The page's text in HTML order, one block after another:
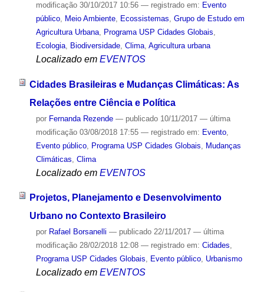
modificação30/10/2017 10:56 — registrado em: Evento
público, Meio Ambiente, Ecossistemas, Grupo de Estudo em
Agricultura Urbana, Programa USP Cidades Globais,
Ecologia, Biodiversidade, Clima, Agricultura urbana
Localizado em EVENTOS
Cidades Brasileiras e Mudanças Climáticas: As
Relações entre Ciência e Política
por Fernanda Rezende — publicado10/11/2017 — última
modificação03/08/2018 17:55 — registrado em: Evento,
Evento público, Programa USP Cidades Globais
Mudanças
Climáticas Clima
Localizado em EVENTOS
Projetos, Planejamento e Desenvolvimento
Urbano no Contexto Brasileiro
por Rafael Borsanelli — publicado22/11/2017 — última
modificação28/02/2018 12:08 — registrado em: Cidades,
Programa USP Cidades Globais, Evento público, Urbanismo
Localizado em EVENTOS